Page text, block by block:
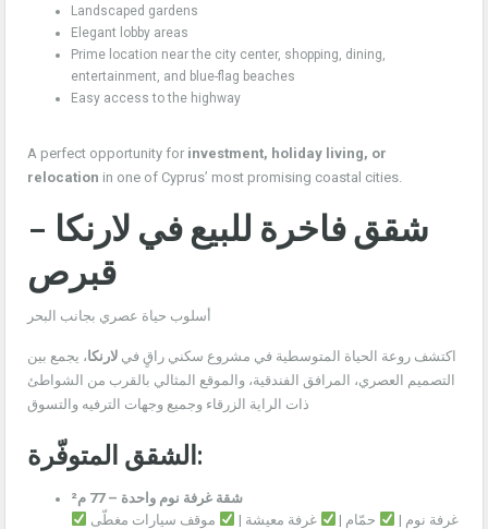
Landscaped gardens
Elegant lobby areas
Prime location near the city center, shopping, dining,
entertainment, and blue-flag beaches
Easy access to the highway
A perfect opportunity for investment, holiday living, or
relocation in one of Cyprus’ most promising coastal cities.
شقق فاخرة للبيع في لارنكا –
قبرص
أسلوب حياة عصري بجانب البحر
اكتشف روعة الحياة المتوسطية في مشروع سكني راقٍ في لارنكا، يجمع بين
التصميم العصري، المرافق الفندقية، والموقع المثالي بالقرب من الشواطئ
ذات الراية الزرقاء وجميع وجهات الترفيه والتسوق
الشقق المتوفّرة:
شقة غرفة نوم واحدة – 77 م²
غرفة نوم |
حمّام | غرفة معيشة |
موقف سيارات مغطّى